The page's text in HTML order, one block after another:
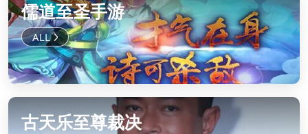
儒道至圣手游
古天乐至尊裁决